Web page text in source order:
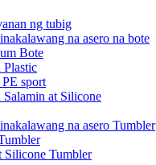
ng tubig
na asero na bote
Bote
Plastic
sport
Salamin at Silicone
na asero Tumbler
Silicone Tumbler